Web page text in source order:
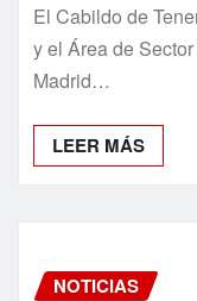
El Cabildo de
y el Área de
Madrid…
LEER MÁS
NOTICIAS